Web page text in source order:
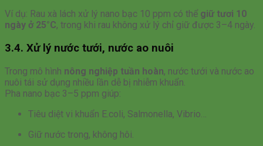
Ví dụ: Rau xà lách xử lý nano bạc 10 ppm có thể giữ tươi 10
ngày ở 25°C, trong khi rau không xử lý chỉ giữ được 3–4 ngày.
3.4. Xử lý nước tưới, nước ao nuôi
Trong mô hình nông nghiệp tuần hoàn, nước tưới và nước ao
nuôi tái sử dụng nhiều lần dễ bị nhiễm khuẩn.
Pha nano bạc 3–5 ppm giúp:
Tiêu diệt vi khuẩn E.coli, Salmonella, Vibrio…
Giữ nước trong, không hôi.